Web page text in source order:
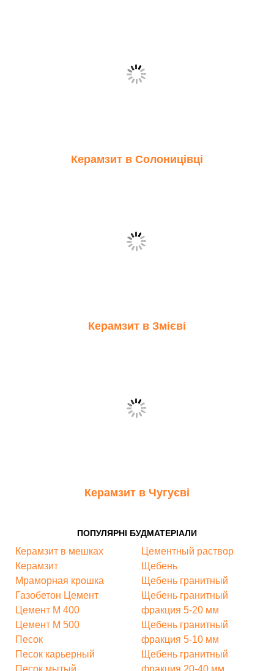
Керамзит в Солоницівці
Керамзит в Змієві
Керамзит в Чугуєві
ПОПУЛЯРНІ БУДМАТЕРІАЛИ
Керамзит в мешках
Керамзит
Мраморная крошка
Газобетон Цемент
Цемент М 400
Цемент М 500
Песок
Песок карьерный
Песок мытый
Цементный раствор
Щебень
Щебень гранитный
Щебень гранитный
фракция 5-20 мм
Щебень гранитный
фракция 5-10 мм
Щебень гранитный
фракция 20-40 мм